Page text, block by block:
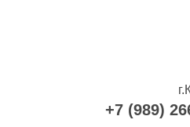
+7 (989)